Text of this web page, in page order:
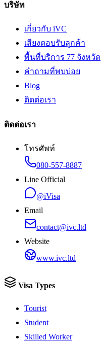
บริษัท
เกี่ยวกับ iVC
เสียงตอบรับลูกค้า
พื้นที่บริการ 77 จังหวัด
คำถามที่พบบ่อย
Blog
ติดต่อเรา
ติดต่อเรา
โทรศัพท์
080-557-8887
Line Official
@iVisa
Email
contact@ivc.ltd
Website
www.ivc.ltd
Visa Types
Tourist
Student
Skilled Worker